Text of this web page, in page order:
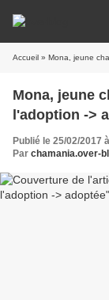
Accueil » Mona, jeune
Mona, jeune
l'adoption ->
Publié le 25/02/2017
Par chamania.over-